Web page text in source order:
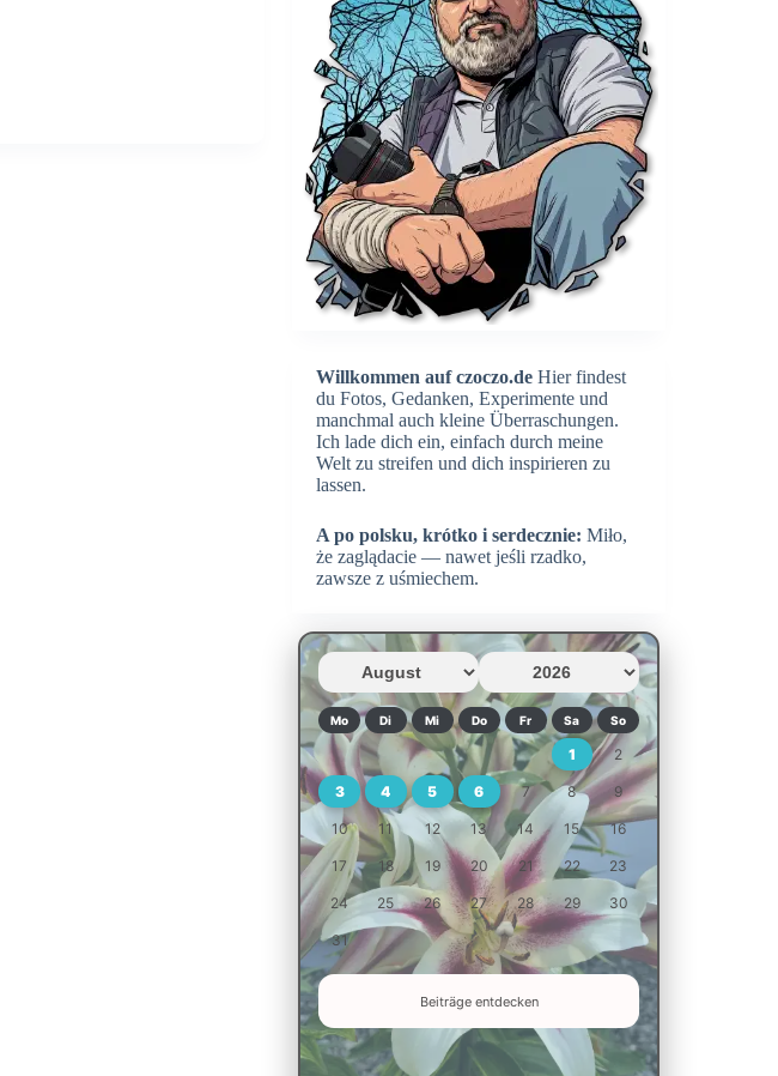
Willkommen auf czoczo.de Hier findest
du Fotos, Gedanken, Experimente und
manchmal auch kleine Überraschungen.
Ich lade dich ein, einfach durch meine
Welt zu streifen und dich inspirieren zu
lassen.
A po polsku, krótko i serdecznie: Miło,
że zaglądacie — nawet jeśli rzadko,
zawsze z uśmiechem.
Mo Di Mi Do Fr Sa So
1 2
3 4 5 6 7 8 9
10 11 12 13 14 15 16
17 18 19 20 21 22 23
24 25 26 27 28 29 30
31
Beiträge entdecken